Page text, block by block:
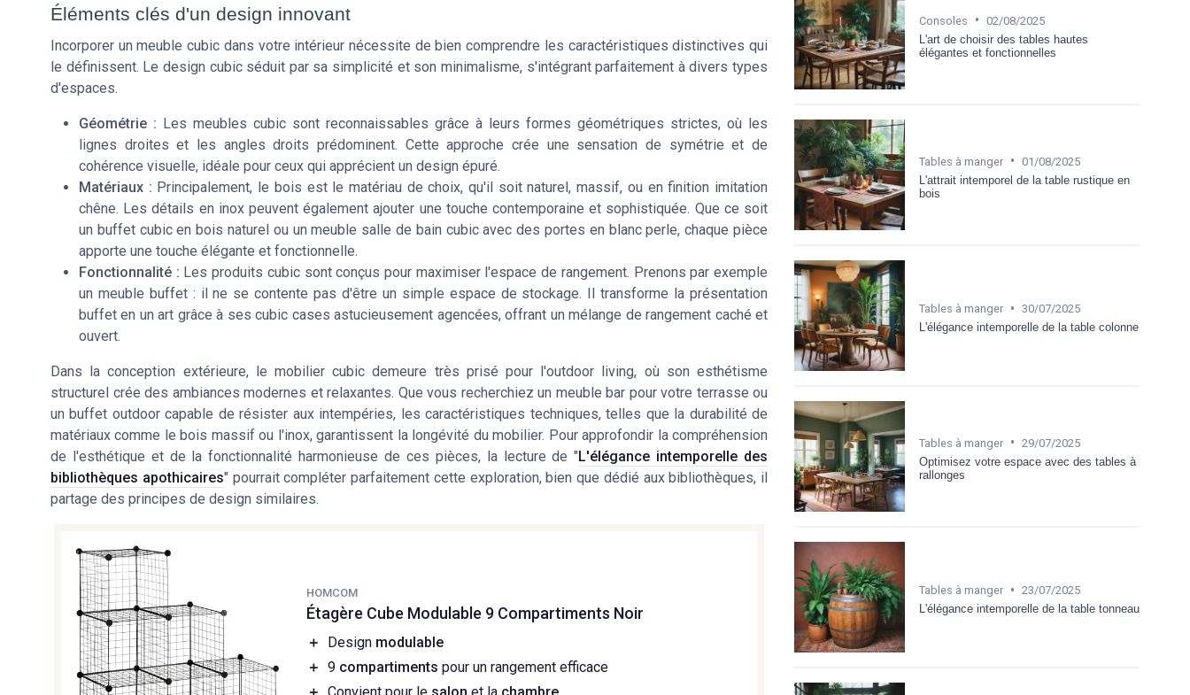
Éléments clés d'un design innovant
Incorporer un meuble cubic dans votre intérieur nécessite de bien comprendre les caractéristiques distinctives qui
le définissent. Le design cubic séduit par sa simplicité et son minimalisme, s'intégrant parfaitement à divers types
d'espaces.
Géométrie : Les meubles cubic sont reconnaissables grâce à leurs formes géométriques strictes, où les
lignes droites et les angles droits prédominent. Cette approche crée une sensation de symétrie et de
cohérence visuelle, idéale pour ceux qui apprécient un design épuré.
Matériaux : Principalement, le bois est le matériau de choix, qu'il soit naturel, massif, ou en finition imitation
chêne. Les détails en inox peuvent également ajouter une touche contemporaine et sophistiquée. Que ce soit
un buffet cubic en bois naturel ou un meuble salle de bain cubic avec des portes en blanc perle, chaque pièce
apporte une touche élégante et fonctionnelle.
Fonctionnalité : Les produits cubic sont conçus pour maximiser l'espace de rangement. Prenons par exemple
un meuble buffet : il ne se contente pas d'être un simple espace de stockage. Il transforme la présentation
buffet en un art grâce à ses cubic cases astucieusement agencées, offrant un mélange de rangement caché et
ouvert.
Dans la conception extérieure, le mobilier cubic demeure très prisé pour l'outdoor living, où son esthétisme
structurel crée des ambiances modernes et relaxantes. Que vous recherchiez un meuble bar pour votre terrasse ou
un buffet outdoor capable de résister aux intempéries, les caractéristiques techniques, telles que la durabilité de
matériaux comme le bois massif ou l'inox, garantissent la longévité du mobilier. Pour approfondir la compréhension
de l'esthétique et de la fonctionnalité harmonieuse de ces pièces, la lecture de "L'élégance intemporelle des
bibliothèques apothicaires" pourrait compléter parfaitement cette exploration, bien que dédié aux bibliothèques, il
partage des principes de design similaires.
HOMCOM
Étagère Cube Modulable 9 Compartiments Noir
＋ Design modulable
＋ 9 compartiments pour un rangement efficace
Consoles • 02/08/2025
L'art de choisir des tables hautes
élégantes et fonctionnelles
Tables à manger • 01/08/2025
L'attrait intemporel de la table rustique en
bois
Tables à manger • 30/07/2025
L'élégance intemporelle de la table colonne
Tables à manger • 29/07/2025
Optimisez votre espace avec des tables à
rallonges
Tables à manger • 23/07/2025
L'élégance intemporelle de la table tonneau